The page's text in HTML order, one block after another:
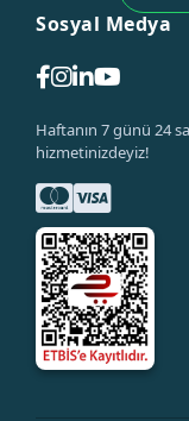
Sosyal Medya
Haftanın 7 günü 24
hizmetinizdeyiz!